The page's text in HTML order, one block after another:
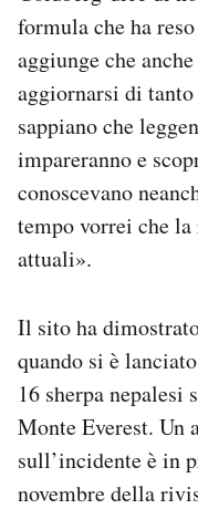
formula che ha
aggiunge che
aggiornarsi di
sappiano che
impareranno e
conoscevano
tempo vorrei che
attuali».
Il sito ha
quando si è
16 sherpa nepalesi
Monte Everest. Un
sull’incidente è in
novembre della